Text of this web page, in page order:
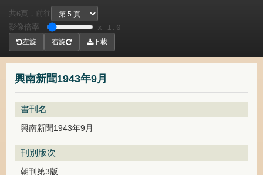
興南新聞1943年9月
書刊名
興南新聞1943年9月
刊別版次
朝刊第3版
共 6頁， 前往
影像倍率
x 1.0
左旋 右旋 下載